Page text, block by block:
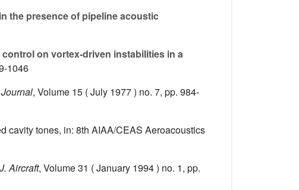
the presence of pipeline acoustic
on vortex-driven instabilities in a
1046
, Volume 15 ( July 1977 ) no. 7, pp. 984-
cavity tones, in: 8th AIAA/CEAS Aeroacoustics
Aircraft, Volume 31 ( January 1994 ) no. 1, pp.